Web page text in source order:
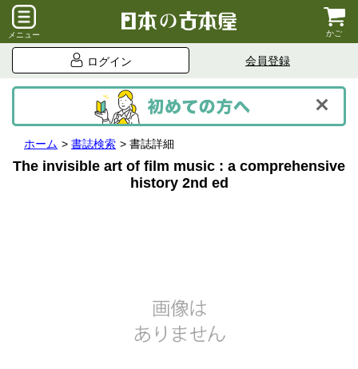
メニュー かご
ログイン 会員登録
ホーム 書誌検索 書誌詳細
The invisible art of film music : a comprehensive
history 2nd ed